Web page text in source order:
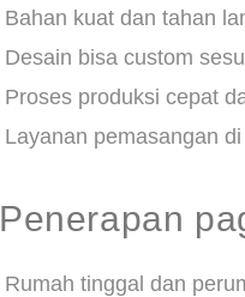
Bahan kuat dan tahan
Desain bisa custom
Proses produksi cepat
Layanan pemasangan
Penerapan
Rumah tinggal dan